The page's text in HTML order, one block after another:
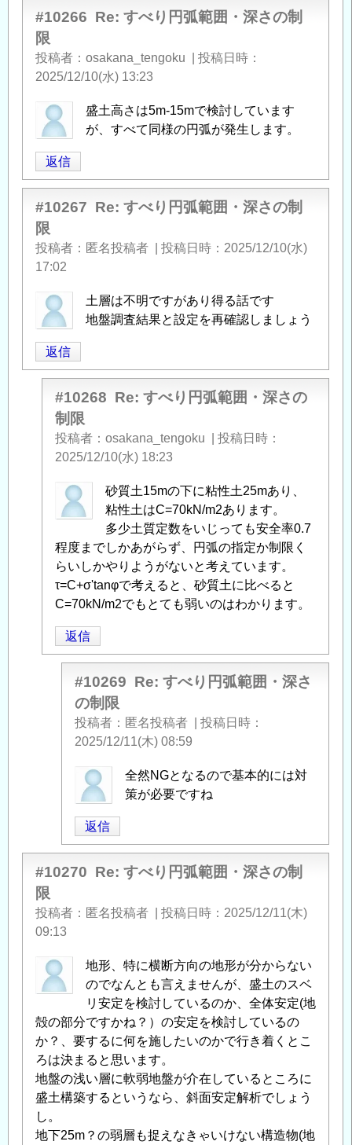
#10266 Re: すべり円弧範囲・深さの制
限
投稿者 osakana_tengoku
投稿日時
2025/12/10(水) 13:23
盛土高さは5m-15mで検討しています
が、すべて同様の円弧が発生します。
返信
#10267 Re: すべり円弧範囲・深さの制
限
投稿者 匿名投稿者 投稿日時
2025/12/10(水)
17:02
土層は不明ですがあり得る話です
地盤調査結果と設定を再確認しましょう
返信
#10268 Re: すべり円弧範囲・深さの
制限
投稿者 osakana_tengoku
投稿日時
2025/12/10(水) 18:23
匿
名
稿
者
に
よ
「Re:
す
制
限」
の
返
砂質土15mの下に粘性土25mあり、
粘性土はC=70kN/m2あります。
多少土質定数をいじっても安全率0.7
程度までしかあがらず、円弧の指定か制限く
らいしかやりようがないと考えています。
τ=C+σ'tanφで考えると、砂質土に比べると
C=70kN/m2でもとても弱いのはわかります。
返信
#10269 Re: すべり円弧範囲・深さ
の制限
投稿者 匿名投稿者
投稿日時
2025/12/11(木) 08:59
osakana_tengoku
に
る
「Re:
す
り
範
囲・
さ
の
制
限」
へ
返
全然NGとなるので基本的には対
策が必要ですね
返信
#10270 Re: すべり円弧範囲・深さの制
限
投稿者 匿名投稿者 投稿日時
2025/12/11(木)
09:13
地形、特に横断方向の地形が分からない
のでなんとも言えませんが、盛土のスベ
リ安定を検討しているのか、全体安定(地
殻の部分ですかね？）の安定を検討しているの
か？、要するに何を施したいのかで行き着くとこ
ろは決まると思います。
地盤の浅い層に軟弱地盤が介在しているところに
盛土構築するというなら、斜面安定解析でしょう
し。
地下25m？の弱層も捉えなきゃいけない構造物(地